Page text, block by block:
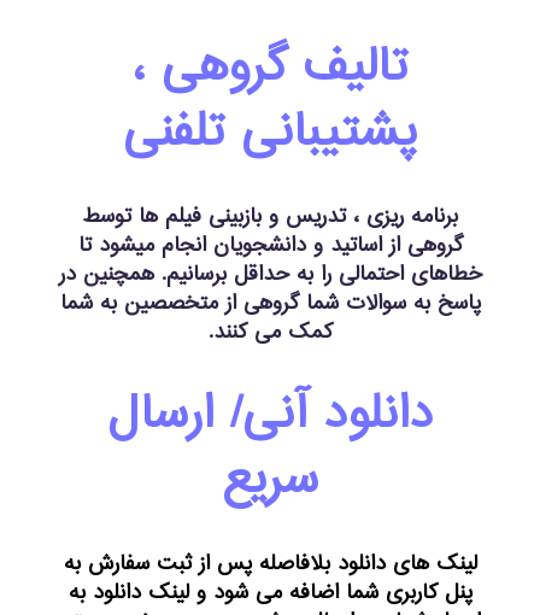
تالیف گروهی ،
پشتیبانی تلفنی
برنامه ریزی ، تدریس و بازبینی فیلم ها توسط
گروهی از اساتید و دانشجویان انجام میشود تا
خطاهای احتمالی را به حداقل برسانیم. همچنین در
پاسخ به سوالات شما گروهی از متخصصین به شما
کمک می کنند.
دانلود آنی/ ارسال
سریع
لینک های دانلود بلافاصله پس از ثبت سفارش به
پنل کاربری شما اضافه می شود و لینک دانلود به